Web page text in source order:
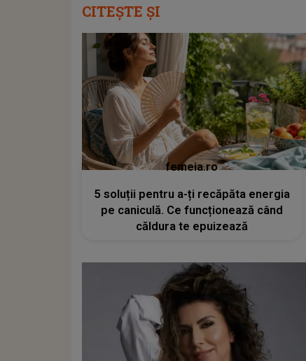
CITEȘTE ȘI
femeia.ro
5 soluții pentru a-ți recăpăta energia
pe caniculă. Ce funcționează când
căldura te epuizează